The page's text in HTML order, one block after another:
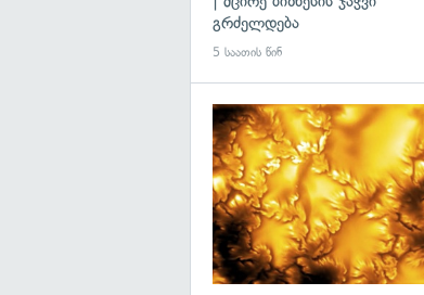
გრძელდება
5 საათის წინ